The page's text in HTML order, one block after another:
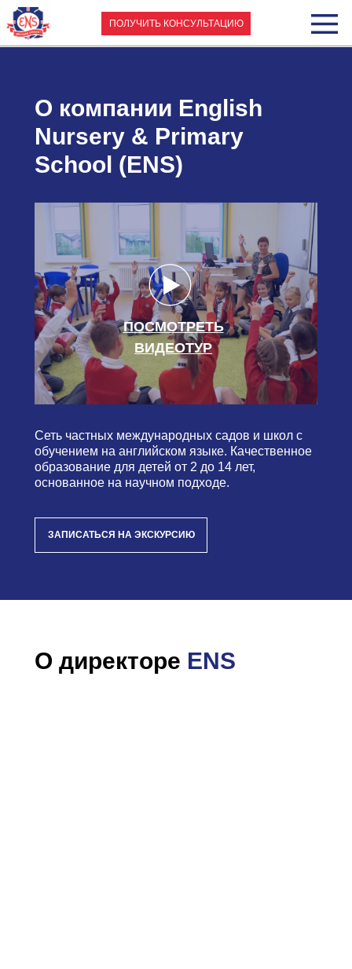
ПОЛУЧИТЬ КОНСУЛЬТАЦИЮ
ПОСМОТРЕТЬ
ВИДЕОТУР
Сеть частных международных садов и школ с
обучением на английском языке. Качественное
образование для детей от 2 до 14 лет,
основанное на научном подходе.
ЗАПИСАТЬСЯ НА ЭКСКУРСИЮ
О компании English
Nursery & Primary
School (ENS)
О директоре ENS